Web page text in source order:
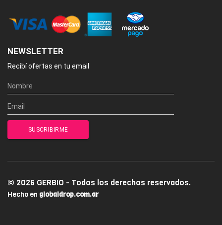
NEWSLETTER
Recibí ofertas en tu email
© 2026 GERBIO - Todos los derechos reservados.
Hecho en globaldrop.com.ar